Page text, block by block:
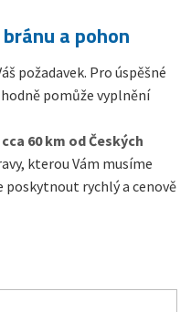
a pohon
požadavek. Pro úspěšné
pomůže vyplnění
60 km od Českých
kterou Vám musíme
poskytnout rychlý a cenově